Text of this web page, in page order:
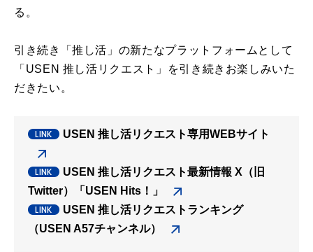
る。
引き続き「推し活」の新たなプラットフォームとして
「USEN 推し活リクエスト」を引き続きお楽しみいた
だきたい。
USEN 推し活リクエスト専用WEBサイト
USEN 推し活リクエスト最新情報 X（旧
Twitter）「USEN Hits！」
USEN 推し活リクエストランキング
（USEN A57チャンネル）